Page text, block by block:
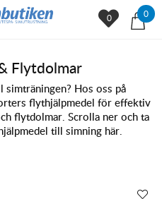
0
0
Flytdolmar
Hos oss på
flythjälpmedel för effektiv
flytdolmar. Scrolla ner och ta
till simning här.